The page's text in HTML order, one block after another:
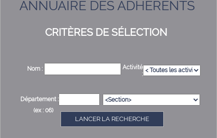
ANNUAIRE DES ADHÉRENTS
CRITÈRES DE SÉLECTION
Nom :
Activité
:
Département :
(ex : 06)
LANCER LA RECHERCHE